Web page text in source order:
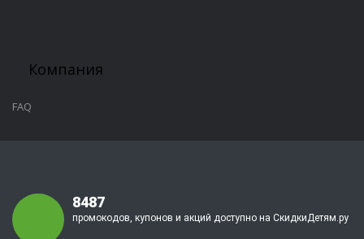
Компания
FAQ
8487
промокодов, купонов и акций доступно на СкидкиДетям.ру